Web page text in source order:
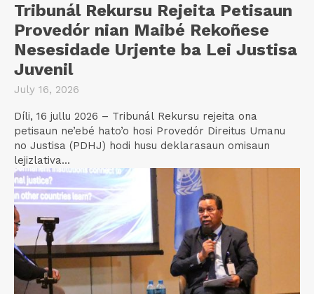
Tribunál Rekursu Rejeita Petisaun
Provedór nian Maibé Rekoñese
Nesesidade Urjente ba Lei Justisa
Juvenil
July 16, 2026
Díli, 16 jullu 2026 – Tribunál Rekursu rejeita ona
petisaun ne’ebé hato’o hosi Provedór Direitus Umanu
no Justisa (PDHJ) hodi husu deklarasaun omisaun
lejizlativa...